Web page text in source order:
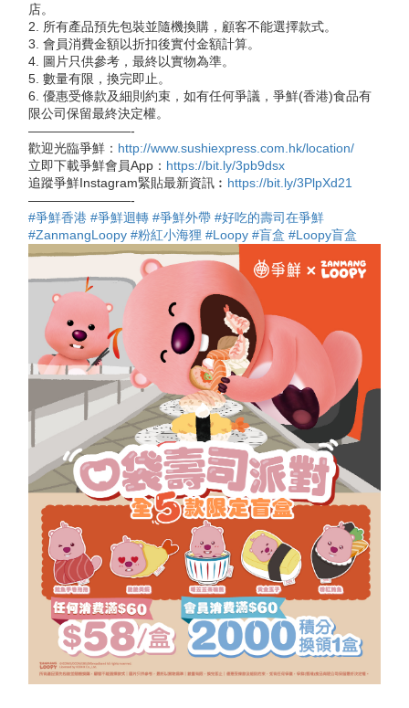
店。
2. 所有產品預先包裝並隨機換購，顧客不能選擇款式。
3. 會員消費金額以折扣後實付金額計算。
4. 圖片只供參考，最終以實物為準。
5. 數量有限，換完即止。
6. 優惠受條款及細則約束，如有任何爭議，爭鮮(香港)食品有
限公司保留最終決定權。
————————-
歡迎光臨爭鮮： http://www.sushiexpress.com.hk/location/
立即下載爭鮮會員App： https://bit.ly/3pb9dsx
追蹤爭鮮Instagram緊貼最新資訊︰ https://bit.ly/3PlpXd21
————————-
#爭鮮香港 #爭鮮迴轉 #爭鮮外帶 #好吃的壽司在爭鮮
#ZanmangLoopy #粉紅小海狸 #Loopy #盲盒 #Loopy盲盒